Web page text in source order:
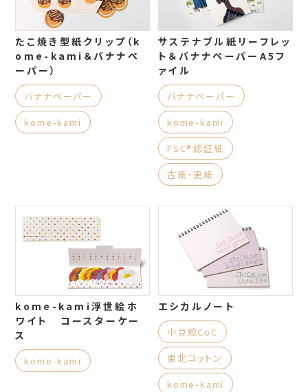
たこ焼き型紙クリップ（k
ome-kami＆バナナペ
ーパー）
バナナペーパー
kome-kami
サステナブル紙リーフレッ
ト＆バナナペーパーA5フ
ァイル
バナナペーパー
kome-kami
FSC®認証紙
古紙・更紙
kome-kami浮世絵ホ
ワイト コースターケー
ス
kome-kami
エシカルノート
小豆殻CoC
東北コットン
kome-kami